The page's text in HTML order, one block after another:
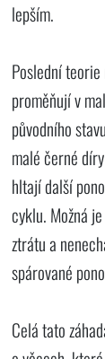
lepším.
Poslední teorie
proměňují v
původního
malé černé
hltají další
cyklu. Možná
ztrátu a
spárované
Celá tato